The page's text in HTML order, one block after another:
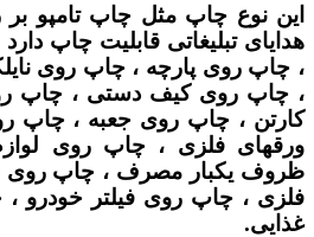
این نوع چاپ مثل چاپ تامپو
هدایای تبلیغاتی قابلیت چاپ
، چاپ روی پارچه ، چاپ روی
، چاپ روی کیف دستی ، چاپ
کارتن ، چاپ روی جعبه ، چاپ
ورقهای فلزی ، چاپ روی
ظروف یکبار مصرف ، چاپ روی
فلزی ، چاپ روی فیلتر خودرو
غذایی.